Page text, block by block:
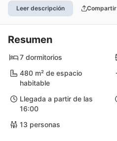
Leer descripción Compartir
Resumen
7 dormitorios
480 m² de espacio
habitable
Llegada a partir de las
16:00
13 personas